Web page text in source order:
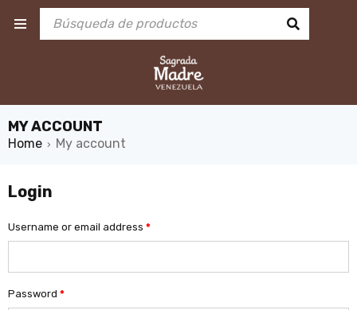
MY ACCOUNT
Home › My account
Login
Username or email address *
Password *